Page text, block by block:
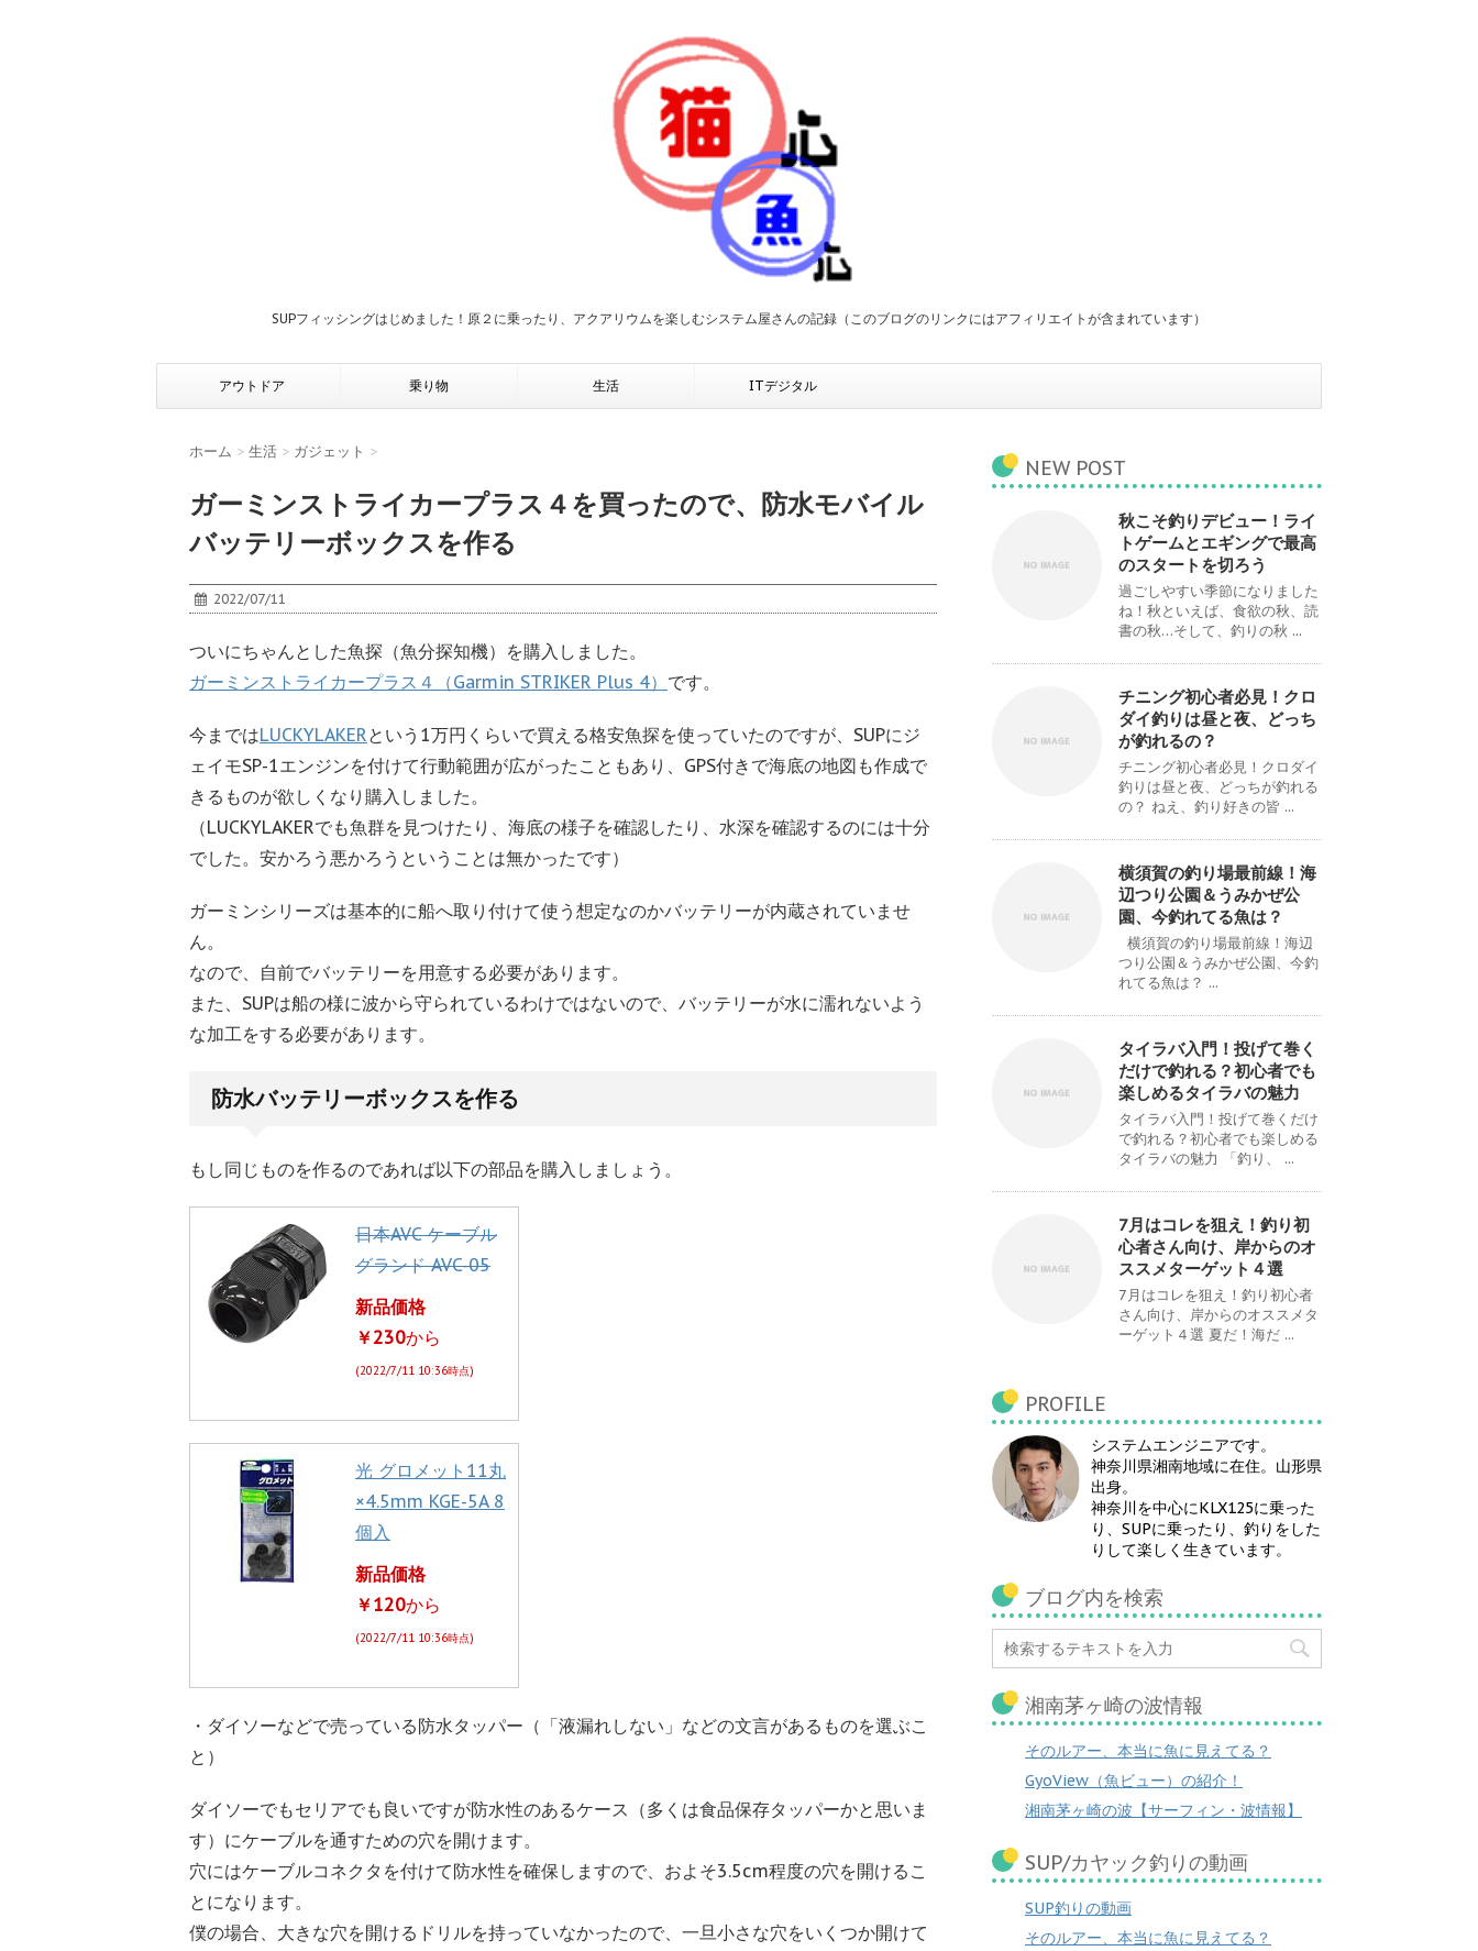
SUPフィッシングはじめました！原２に乗ったり、アクアリウムを楽しむシステム屋さんの記録（このブログのリンクにはアフィリエイトが含まれています）
アウトドア 乗り物 生活 ITデジタル
ホーム > 生活 > ガジェット >
ガーミンストライカープラス４を買ったので、防水モバイル
バッテリーボックスを作る
2022/07/11
ついにちゃんとした魚探（魚分探知機）を購入しました。
ガーミンストライカープラス４（Garmin ‎STRIKER Plus 4） です。
今まではLUCKYLAKERという1万円くらいで買える格安魚探を使っていたのですが、SUPにジ
ェイモSP-1エンジンを付けて行動範囲が広がったこともあり、GPS付きで海底の地図も作成で
きるものが欲しくなり購入しました。
（LUCKYLAKERでも魚群を見つけたり、海底の様子を確認したり、水深を確認するのには十分
でした。安かろう悪かろうということは無かったです）
ガーミンシリーズは基本的に船へ取り付けて使う想定なのかバッテリーが内蔵されていませ
ん。
なので、自前でバッテリーを用意する必要があります。
また、SUPは船の様に波から守られているわけではないので、バッテリーが水に濡れないよう
な加工をする必要があります。
防水バッテリーボックスを作る
もし同じものを作るのであれば以下の部品を購入しましょう。
日本AVC ケーブル
グランド AVC-05
新品価格
￥230から
(2022/7/11 10:36時点)
光 グロメット11丸
×4.5mm KGE-5A 8
個入
新品価格
￥120から
(2022/7/11 10:36時点)
・ダイソーなどで売っている防水タッパー（「液漏れしない」などの文言があるものを選ぶこ
と）
ダイソーでもセリアでも良いですが防水性のあるケース（多くは食品保存タッパーかと思いま
す）にケーブルを通すための穴を開けます。
穴にはケーブルコネクタを付けて防水性を確保しますので、およそ3.5cm程度の穴を開けるこ
とになります。
僕の場合、大きな穴を開けるドリルを持っていなかったので、一旦小さな穴をいくつか開けて
NEW POST
秋こそ釣りデビュー！ライ
トゲームとエギングで最高
のスタートを切ろう
過ごしやすい季節になりました
ね！秋といえば、食欲の秋、読
書の秋…そして、釣りの秋 ...
チニング初心者必見！クロ
ダイ釣りは昼と夜、どっち
が釣れるの？
チニング初心者必見！クロダイ
釣りは昼と夜、どっちが釣れる
の？ ねえ、釣り好きの皆 ...
横須賀の釣り場最前線！海
辺つり公園＆うみかぜ公
園、今釣れてる魚は？
横須賀の釣り場最前線！海辺
つり公園＆うみかぜ公園、今釣
れてる魚は？ ...
タイラバ入門！投げて巻く
だけで釣れる？初心者でも
楽しめるタイラバの魅力
タイラバ入門！投げて巻くだけ
で釣れる？初心者でも楽しめる
タイラバの魅力 「釣り、 ...
7月はコレを狙え！釣り初
心者さん向け、岸からのオ
ススメターゲット４選
7月はコレを狙え！釣り初心者
さん向け、岸からのオススメタ
ーゲット４選 夏だ！海だ ...
PROFILE
システムエンジニアです。
神奈川県湘南地域に在住。山形県
出身。
神奈川を中心にKLX125に乗った
り、SUPに乗ったり、釣りをした
りして楽しく生きています。
ブログ内を検索
湘南茅ヶ崎の波情報
そのルアー、本当に魚に見えてる？
GyoView（魚ビュー）の紹介！
湘南茅ヶ崎の波【サーフィン・波情報】
SUP/カヤック釣りの動画
SUP釣りの動画
そのルアー、本当に魚に見えてる？